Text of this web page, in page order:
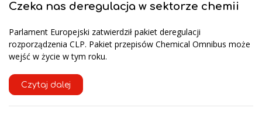
Czeka nas deregulacja w sektorze chemii
Parlament Europejski zatwierdził pakiet deregulacji
rozporządzenia CLP. Pakiet przepisów Chemical Omnibus może
wejść w życie w tym roku.
Czytaj dalej